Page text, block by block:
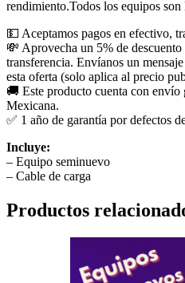
rendimiento.Todos los equipos son
💵 Aceptamos pagos en efectivo,
💸 Aprovecha un 5% de
transferencia. Envíanos un
esta oferta (solo aplica al precio
🚚 Este producto cuenta con envío
Mexicana.
✅ 1 año de garantía por defectos
Incluye:
– Equipo seminuevo
– Cable de carga
Productos